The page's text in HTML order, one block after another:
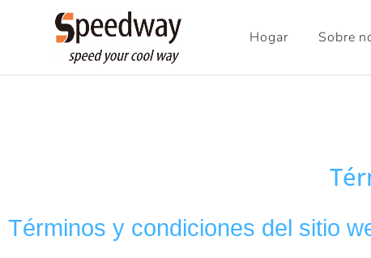
Hogar Sobre
Términos y condiciones del sitio